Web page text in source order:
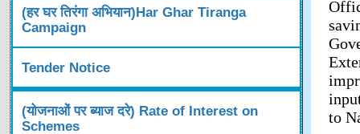
(हर घर तिरंगा अभियान)Har Ghar Tiranga
Campaign
Tender Notice
(योजनाओं पर ब्याज दरे) Rate of Interest on
Schemes
to